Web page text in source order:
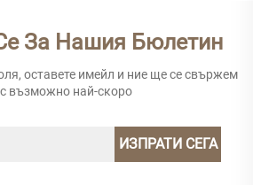
За Нашия Бюлетин
оставете имейл и ние ще се свържем
възможно най-скоро
ИЗПРАТИ СЕГА